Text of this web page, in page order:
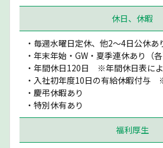
休日、休暇
・毎週水曜日定休、他2〜4日公休あ
・年末年始・GW・夏季連休あり（各
・年間休日120日 ※年間休日表に
・入社初年度10日の有給休暇付与
・慶弔休暇あり
・特別休有あり
福利厚生